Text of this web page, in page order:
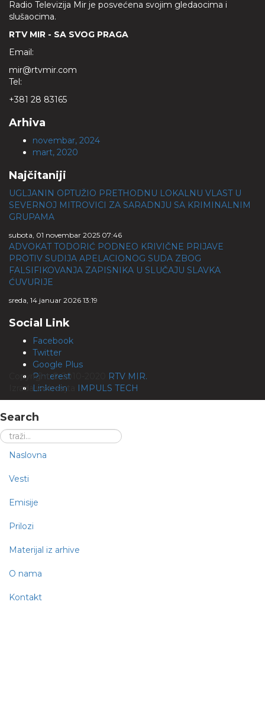
Radio Televizija Mir je posvećena svojim gledaocima i
slušaocima.
RTV MIR - SA SVOG PRAGA
Email:
mir@rtvmir.com
Tel:
+381 28 83165
Arhiva
novembar, 2024
mart, 2020
Najčitaniji
UGLJANIN OPTUŽIO PRETHODNU LOKALNU VLAST U
SEVERNOJ MITROVICI ZA SARADNJU SA KRIMINALNIM
GRUPAMA
subota, 01 novembar 2025 07:46
ADVOKAT TODORIĆ PODNEO KRIVIČNE PRIJAVE
PROTIV SUDIJA APELACIONOG SUDA ZBOG
FALSIFIKOVANJA ZAPISNIKA U SLUČAJU SLAVKA
ĆUVURIJE
sreda, 14 januar 2026 13:19
Social Link
Facebook
Twitter
Google Plus
Pinterest
Linkedin
Copyright © 2010-2020
RTV MIR.
Izrada web sajta
IMPULS TECH
Search
Naslovna
Vesti
Emisije
Prilozi
Materijal iz arhive
O nama
Kontakt